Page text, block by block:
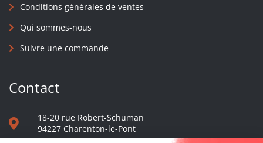
Conditions générales de ventes
Qui sommes-nous
Suivre une commande
Contact
18-20 rue Robert-Schuman
94227 Charenton-le-Pont